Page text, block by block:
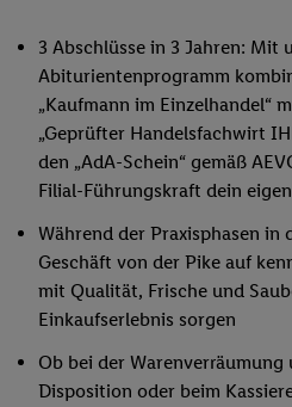
3 Abschlüsse in 3 Jahren: Mit
Abiturientenprogramm
„Kaufmann im Einzelhandel“
„Geprüfter Handelsfachwirt
den „AdA-Schein“ gemäß
Filial-Führungskraft dein
Während der Praxisphasen in
Geschäft von der Pike auf
mit Qualität, Frische und
Einkaufserlebnis sorgen
Ob bei der
Disposition oder beim